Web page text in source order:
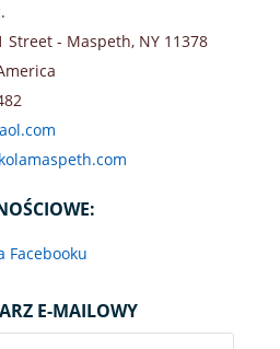
IX B LICEALNA
X A LICEALNA
XI A LICEALNA
Street - Maspeth, NY 11378
Facebooku
E-MAILOWY